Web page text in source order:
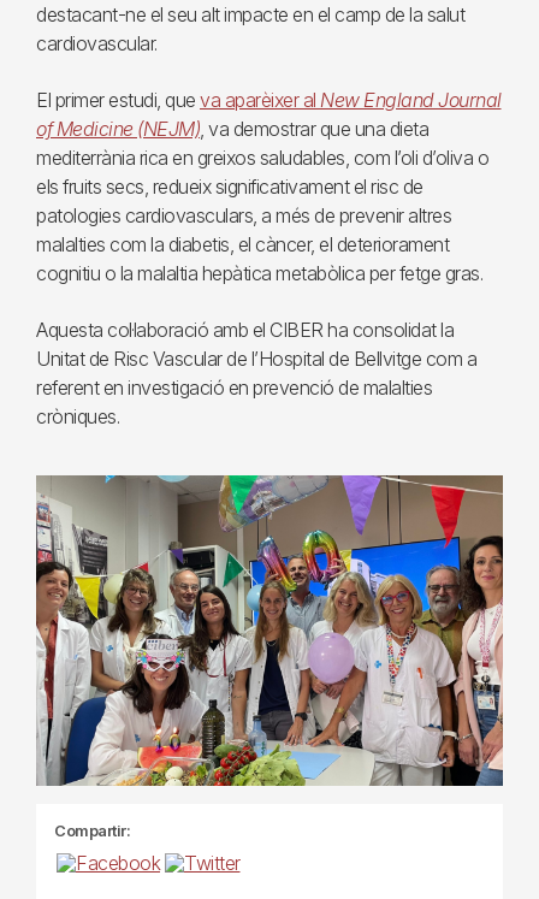
destacant-ne el seu alt impacte en el camp de la salut
cardiovascular.
El primer estudi, que va aparèixer al New England Journal
of Medicine (NEJM), va demostrar que una dieta
mediterrània rica en greixos saludables, com l’oli d’oliva o
els fruits secs, redueix significativament el risc de
patologies cardiovasculars, a més de prevenir altres
malalties com la diabetis, el càncer, el deteriorament
cognitiu o la malaltia hepàtica metabòlica per fetge gras.
Aquesta col·laboració amb el CIBER ha consolidat la
Unitat de Risc Vascular de l’Hospital de Bellvitge com a
referent en investigació en prevenció de malalties
cròniques.
Compartir: